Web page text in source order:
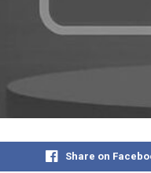
Share on